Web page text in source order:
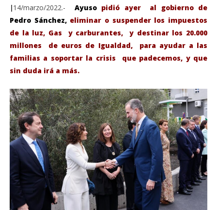
VIENDO AHORA
Eliminar los impuestos de la Luz, el Gas y los
carburantes, y destinar lo 20.000 millones de € de
Igualdad para ayudar a las familias.
marzo
14,
2022
Admin
de
14,
|14/marzo/2022.- Ayusopidió ayer al gobierno de
Pedro Sánchez,eliminar o suspender los impuestos
de la luz, Gas y carburantes, y destinar los 20.000
millones de euros de Igualdad, para ayudar a las
familias a soportar la crisis que padecemos, y que
sin duda irá a más.